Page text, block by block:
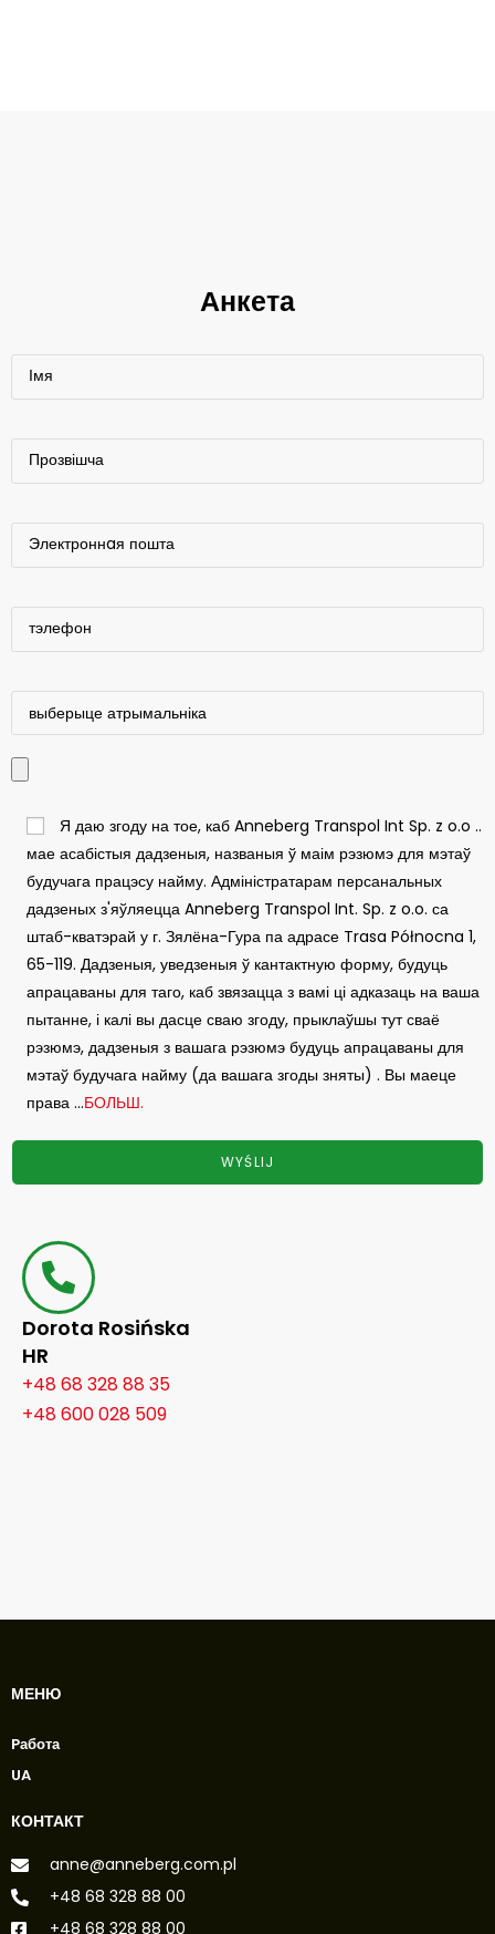
Анкета
Я даю згоду на тое, каб Anneberg Transpol Int Sp. z o.o ..
мае асабістыя дадзеныя, названыя ў маім рэзюмэ для мэтаў
будучага працэсу найму. Адміністратарам персанальных
дадзеных з'яўляецца Anneberg Transpol Int. Sp. z o.o. са
штаб-кватэрай у г. Зялёна-Гура па адрасе Trasa Północna 1,
65-119. Дадзеныя, уведзеныя ў кантактную форму, будуць
апрацаваны для таго, каб звязацца з вамі ці адказаць на ваша
пытанне, і калі вы дасце сваю згоду, прыклаўшы тут сваё
рэзюмэ, дадзеныя з вашага рэзюмэ будуць апрацаваны для
мэтаў будучага найму (да вашага згоды зняты) . Вы маеце
права ...БОЛЬШ.
Dorota Rosińska
HR
+48 68 328 88 35
+48 600 028 509
МЕНЮ
Pабота
UA
КОНТАКТ
anne@anneberg.com.pl
+48 68 328 88 00
+48 68 328 88 00